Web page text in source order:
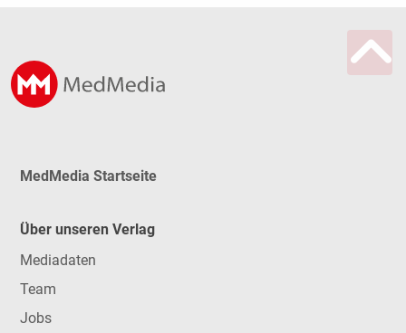
MedMedia Startseite
Über unseren Verlag
Mediadaten
Team
Jobs